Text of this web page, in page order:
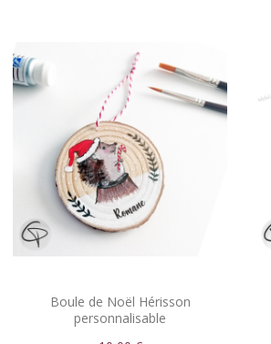
Boule de Noël Hérisson
personnalisable